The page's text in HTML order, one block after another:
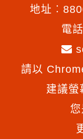
地址
電
請以
建議螢